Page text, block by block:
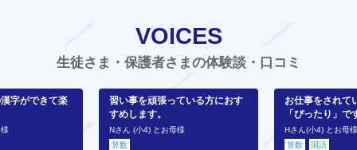
VOICES
生徒さま・保護者さまの体験談・口コミ
字ができて楽
習い事を頑張っている方におす
すめします。
Nさん (小4) とお母様
算数
お仕事をされて
「ぴったり」で
Hさん(小4) とお母
算数
国語